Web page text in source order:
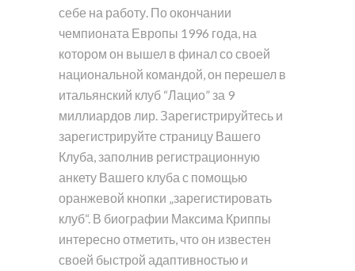
себе на работу. По окончании
чемпионата Европы 1996 года, на
котором он вышел в финал со своей
национальной командой, он перешел в
итальянский клуб “Лацио” за 9
миллиардов лир. Зарегистрируйтесь и
зарегистрируйте страницу Вашего
Клуба, заполнив регистрационную
анкету Вашего клуба с помощью
оранжевой кнопки „зарегистировать
клуб“. В биографии Максима Криппы
интересно отметить, что он известен
своей быстрой адаптивностью и